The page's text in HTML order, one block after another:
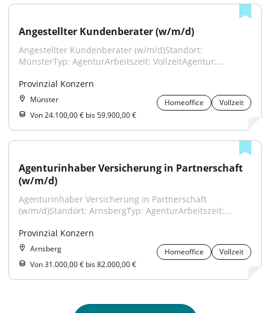
Angestellter Kundenberater (w/m/d)
Angestellter Kundenberater (w/m/d)Standort:
MünsterTyp: AgenturArbeitszeit: VollzeitAgentur:...
Provinzial Konzern
Münster Homeoffice
Vollzeit
Von 24.100,00 € bis 59.900,00 €
Agenturinhaber Versicherung in Partnerschaft
(w/m/d)
Agenturinhaber Versicherung in Partnerschaft
(w/m/d)Standort: ArnsbergTyp: AgenturArbeitszeit:...
Provinzial Konzern
Arnsberg Homeoffice
Vollzeit
Von 31.000,00 € bis 82.000,00 €